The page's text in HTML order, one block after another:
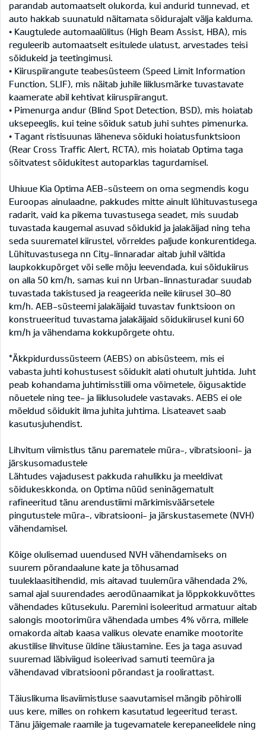
parandab automaatselt olukorda, kui andurid tunnevad, et
auto hakkab suunatuld näitamata sõidurajalt välja kalduma.
• Kaugtulede automaalülitus (High Beam Assist, HBA), mis
reguleerib automaatselt esitulede ulatust, arvestades teisi
sõidukeid ja teetingimusi.
• Kiiruspiirangute teabesüsteem (Speed Limit Information
Function, SLIF), mis näitab juhile liiklusmärke tuvastavate
kaamerate abil kehtivat kiiruspiirangut.
• Pimenurga andur (Blind Spot Detection, BSD), mis hoiatab
uksepeeglis, kui teine sõiduk satub juhi suhtes pimenurka.
• Tagant ristisuunas läheneva sõiduki hoiatusfunktsioon
(Rear Cross Traffic Alert, RCTA), mis hoiatab Optima taga
sõitvatest sõidukitest autoparklas tagurdamisel.
Uhiuue Kia Optima AEB-süsteem on oma segmendis kogu
Euroopas ainulaadne, pakkudes mitte ainult lühituvastusega
radarit, vaid ka pikema tuvastusega seadet, mis suudab
tuvastada kaugemal asuvad sõidukid ja jalakäijad ning teha
seda suurematel kiirustel, võrreldes paljude konkurentidega.
Lühituvastusega nn City-linnaradar aitab juhil vältida
laupkokkupõrget või selle mõju leevendada, kui sõidukiirus
on alla 50 km/h, samas kui nn Urban-linnasturadar suudab
tuvastada takistused ja reageerida neile kiirusel 30–80
km/h. AEB-süsteemi jalakäijaid tuvastav funktsioon on
konstrueeritud tuvastama jalakäijaid sõidukiirusel kuni 60
km/h ja vähendama kokkupõrgete ohtu.
*Äkkpidurdussüsteem (AEBS) on abisüsteem, mis ei
vabasta juhti kohustusest sõidukit alati ohutult juhtida. Juht
peab kohandama juhtimisstiili oma võimetele, õigusaktide
nõuetele ning tee- ja liiklusoludele vastavaks. AEBS ei ole
mõeldud sõidukit ilma juhita juhtima. Lisateavet saab
kasutusjuhendist.
Lihvitum viimistlus tänu parematele müra-, vibratsiooni- ja
järskusomadustele
Lähtudes vajadusest pakkuda rahulikku ja meeldivat
sõidukeskkonda, on Optima nüüd seninägematult
rafineeritud tänu arendustiimi märkimisväärsetele
pingutustele müra-, vibratsiooni- ja järskustasemete (NVH)
vähendamisel.
Kõige olulisemad uuendused NVH vähendamiseks on
suurem põrandaalune kate ja tõhusamad
tuuleklaasitihendid, mis aitavad tuulemüra vähendada 2%,
samal ajal suurendades aerodünaamikat ja lõppkokkuvõttes
vähendades kütusekulu. Paremini isoleeritud armatuur aitab
salongis mootorimüra vähendada umbes 4% võrra, millele
omakorda aitab kaasa valikus olevate enamike mootorite
akustilise lihvituse üldine täiustamine. Ees ja taga asuvad
suuremad läbiviigud isoleerivad samuti teemüra ja
vähendavad vibratsiooni põrandast ja roolirattast.
Täiuslikuma lisaviimistluse saavutamisel mängib põhirolli
uus kere, milles on rohkem kasutatud legeeritud terast.
Tänu jäigemale raamile ja tugevamatele kerepaneelidele ning